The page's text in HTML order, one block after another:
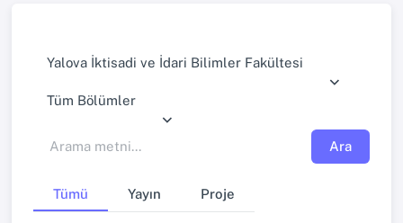
Yalova İktisadi ve İdari Bilimler Fakültesi
Tüm Bölümler
Ara
Tümü Yayın Proje